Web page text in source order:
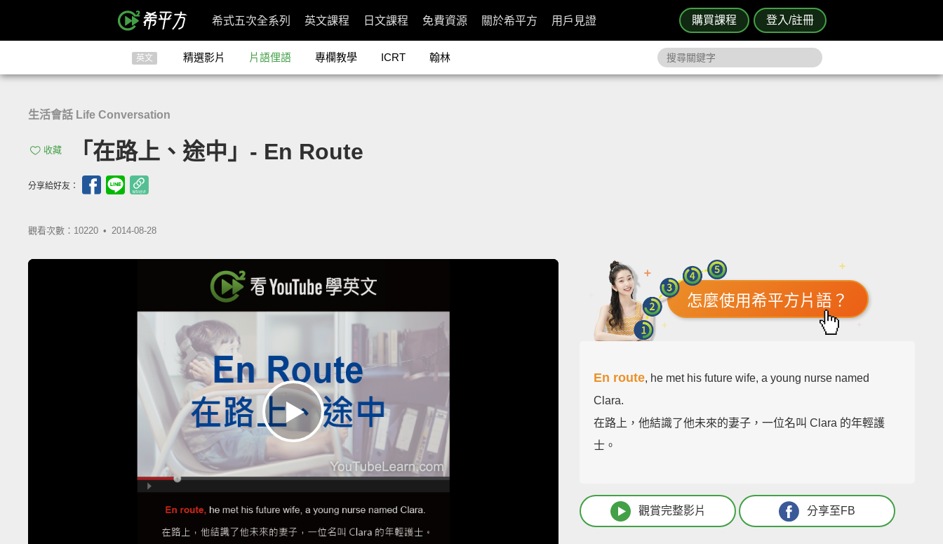
購買課程 登入/註冊
希式五次全系列 英文課程 日文課程 免費資源 關於希平方 用戶見證
英文 精選影片 片語俚語 專欄教學 ICRT 翰林
生活會話 Life Conversation
收藏 「在路上、途中」- En Route
分享給好友：
觀看次數：10220 • 2014-08-28
怎麼使用希平方片語？
En route, he met his future wife, a young nurse named
Clara.
在路上，他結識了他未來的妻子，一位名叫 Clara 的年輕護
士。
觀賞完整影片 分享至FB